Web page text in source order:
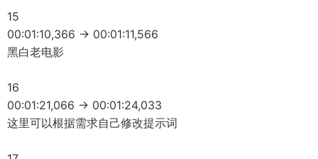
15
00:01:10,366 -> 00:01:11,566
黑白老电影
16
00:01:21,066 -> 00:01:24,033
这里可以根据需求自己修改提示词